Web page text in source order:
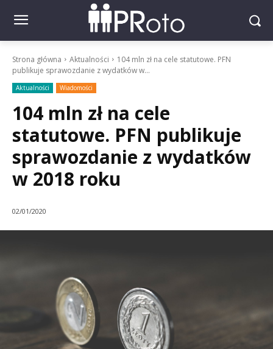
Strona główna Aktualności
104 mln zł na cele statutowe. PFN
publikuje sprawozdanie z wydatków w...
Aktualności Wiadomości
104 mln zł na cele
statutowe. PFN publikuje
sprawozdanie z wydatków
w 2018 roku
02/01/2020